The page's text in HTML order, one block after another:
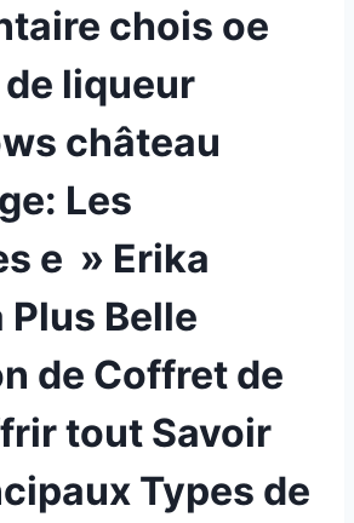
chois oe
liqueur
château
Les
e » Erika
Belle
de Coffret de
tout Savoir
Types de